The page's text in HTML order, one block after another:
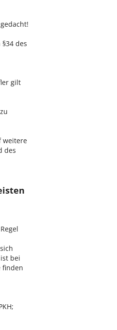
des
gilt
weitere
des
bei
finden